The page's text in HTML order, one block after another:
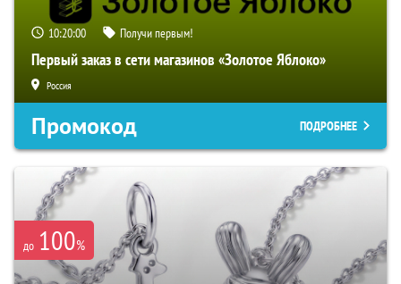
10:19:59 Получи первым!
Первый заказ в сети магазинов «Золотое Яблоко»
Россия
Промокод ПОДРОБНЕЕ
до 100%